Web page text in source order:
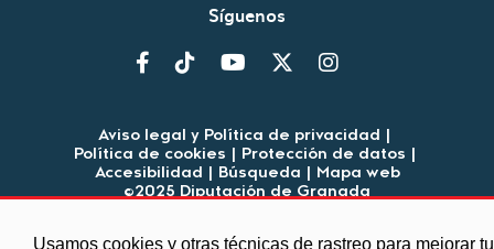
Usamos cookies y otras técnicas de rastreo para mejorar tu
Síguenos
©2025 Diputación de Granada
Aviso legal y Política de privacidad
Política de cookies
Protección de datos
Accesibilidad
Búsqueda Mapa web